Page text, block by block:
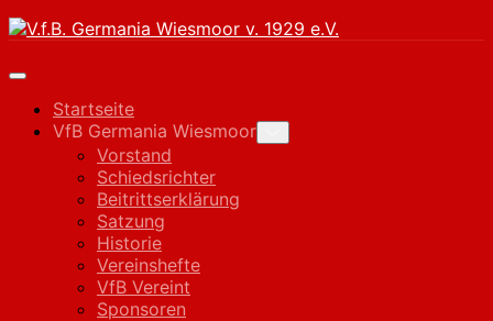
Skip
content
Expand
Startseite
VfB Germania Wiesmoor
Child
Vorstand
Schiedsrichter
Beitrittserklärung
Satzung
Historie
Vereinshefte
VfB Vereint
Sponsoren